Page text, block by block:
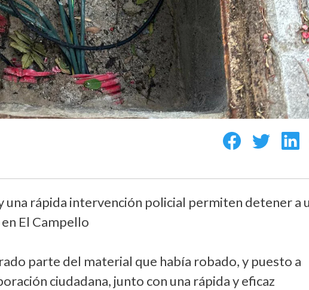
una rápida intervención policial permiten detener a
El Campello
parte del material que había robado, y puesto a
ciudadana, junto con una rápida y eficaz